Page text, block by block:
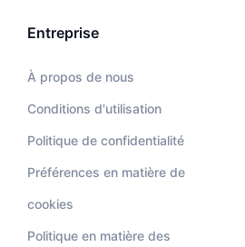
Entreprise
À propos de nous
Conditions d'utilisation
Politique de confidentialité
Préférences en matière de
cookies
Politique en matière des